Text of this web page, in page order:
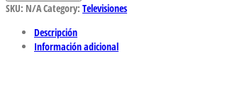
SKU: N/ACategory: Televisiones
Descripción
Información adicional